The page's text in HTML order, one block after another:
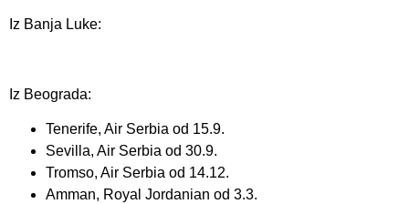
Iz Banja Luke:
Iz Beograda:
Tenerife, Air Serbia od 15.9.
Sevilla, Air Serbia od 30.9.
Tromso, Air Serbia od 14.12.
Amman, Royal Jordanian od 3.3.